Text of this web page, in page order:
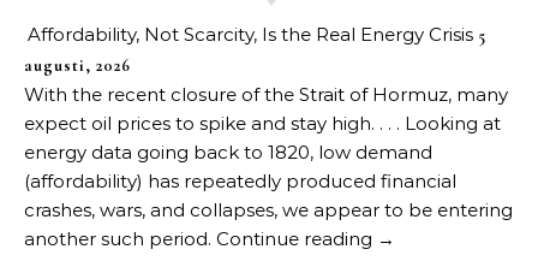
Affordability, Not Scarcity, Is the Real Energy Crisis 5
augusti, 2026
With the recent closure of the Strait of Hormuz, many
expect oil prices to spike and stay high. . . . Looking at
energy data going back to 1820, low demand
(affordability) has repeatedly produced financial
crashes, wars, and collapses, we appear to be entering
another such period. Continue reading →